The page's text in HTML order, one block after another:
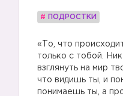
# ПОДРОСТКИ
«То, что
только с тобой.
взглянуть на мир
что видишь ты, и
понимаешь ты, а